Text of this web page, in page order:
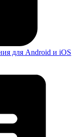
для Android и iOS